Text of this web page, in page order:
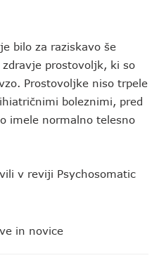
bilo za raziskavo še
prostovoljk, ki so
Prostovoljke niso trpele
boleznimi, pred
imele normalno telesno
v reviji Psychosomatic
in novice